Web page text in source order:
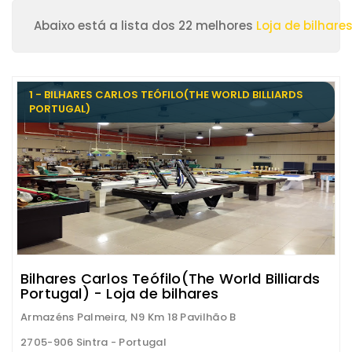
Abaixo está a lista dos 22 melhores Loja de bilhares
1 - BILHARES CARLOS TEÓFILO(THE WORLD BILLIARDS
PORTUGAL)
Bilhares Carlos Teófilo(The World Billiards
Portugal) - Loja de bilhares
Armazéns Palmeira, N9 Km 18 Pavilhão B
2705-906 Sintra - Portugal